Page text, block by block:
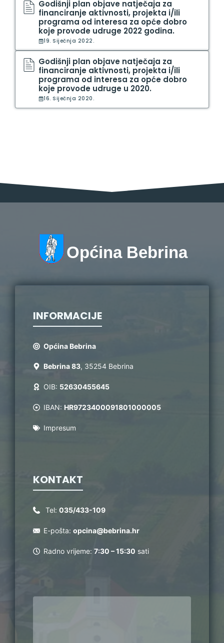
Godišnji plan objave natječaja za
financiranje aktivnosti, projekta i/ili
programa od interesa za opće dobro
koje provode udruge 2022 godina.
19. Siječnja 2022.
Godišnji plan objave natječaja za
financiranje aktivnosti, projekta i/ili
programa od interesa za opće dobro
koje provode udruge u 2020.
16. Siječnja 2020.
Općina Bebrina
INFORMACIJE
Općina Bebrina
Bebrina 83, 35254 Bebrina
OIB: 52630455645
IBAN: HR9723400091801000005
Impresum
KONTAKT
Tel: 035/433-109
E-pošta: opcina@bebrina.hr
Radno vrijeme: 7:30 – 15:30 sati